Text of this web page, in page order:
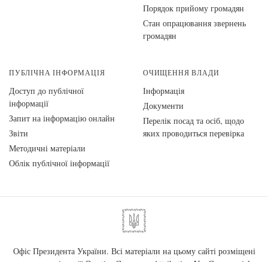
Порядок прийому громадян
Стан опрацювання звернень
громадян
ПУБЛІЧНА ІНФОРМАЦІЯ
Доступ до публічної
інформації
Запит на інформацію онлайн
Звіти
Методичні матеріали
Облік публічної інформації
ОЧИЩЕННЯ ВЛАДИ
Інформація
Документи
Перелік посад та осіб, щодо
яких проводиться перевірка
Офіс Президента України. Всі матеріали на цьому сайті розміщені